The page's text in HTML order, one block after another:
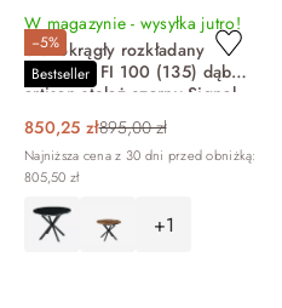
−5%
Bestseller
W magazynie - wysyłka jutro!
Stół okrągły rozkładany
GASTON FI 100 (135) dąb
artisan stelaż czarny Signal
850,25 zł895,00 zł
Najniższa cena z 30 dni przed obniżką:
805,50 zł
+1